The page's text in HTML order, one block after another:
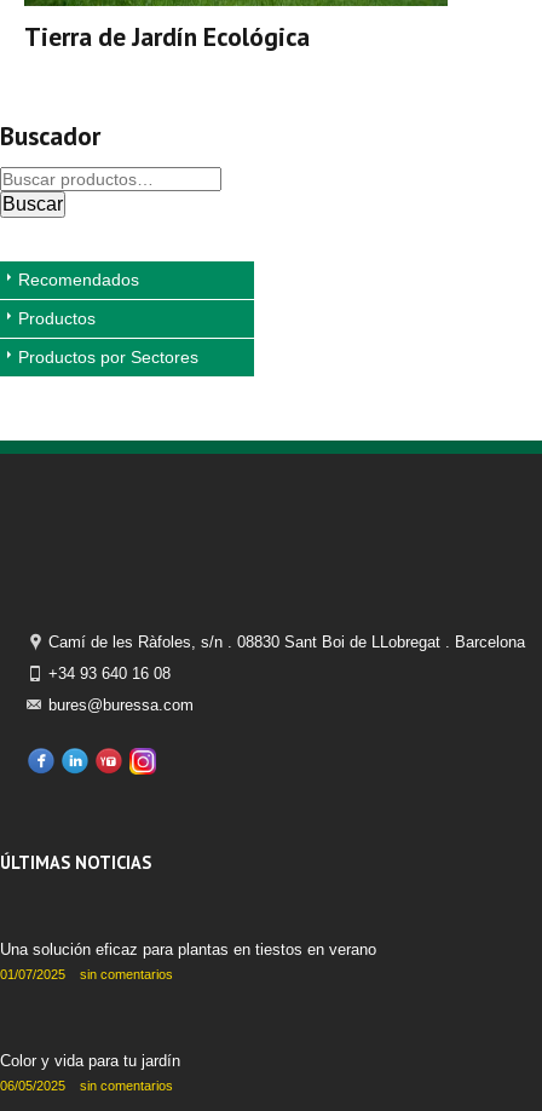
Tierra de Jardín Ecológica
Buscador
Buscar
Recomendados
Productos
Productos por Sectores
Camí de les Ràfoles, s/n . 08830 Sant Boi de LLobregat . Barcelona
+34 93 640 16 08
bures@buressa.com
ÚLTIMAS NOTICIAS
Una solución eficaz para plantas en tiestos en verano
01/07/2025 sin comentarios
Color y vida para tu jardín
06/05/2025 sin comentarios